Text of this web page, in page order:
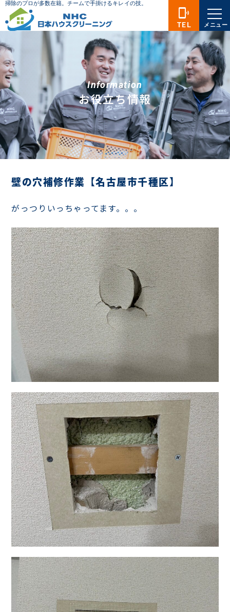
Information
お役立ち情報
壁の穴補修作業【名古屋市千種区】
がっつりいっちゃってます。。。
phonelink_ring
TEL メニュー